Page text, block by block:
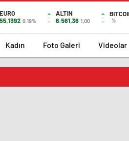
EURO
55,1392 0.19%
ALTIN
6.561,36 1,00 %
Kadın Foto Galeri Videolar